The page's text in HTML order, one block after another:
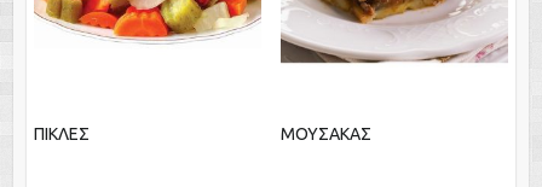
ΠΙΚΛΕΣ ΜΟΥΣΑΚΑΣ